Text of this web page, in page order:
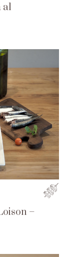
al
–